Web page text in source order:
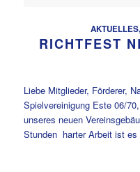
AKTUELLES
RICHTFEST
Liebe Mitglieder, Förderer,
Spielvereinigung Este 06/
unseres neuen
Stunden harter Arbeit ist